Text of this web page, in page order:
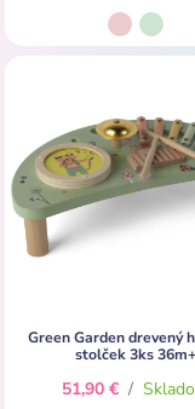
Green Garden drevený
stolček 3ks 36m+
51,90 € /